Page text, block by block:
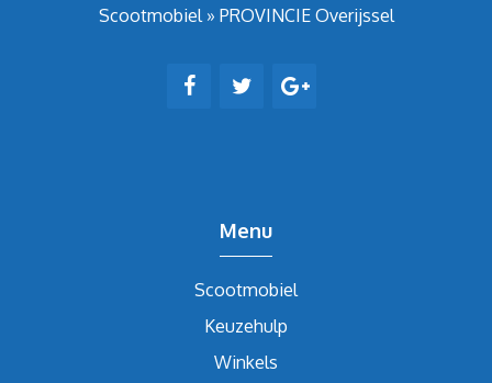
Scootmobiel» PROVINCIE Overijssel
Menu
Scootmobiel
Keuzehulp
Winkels